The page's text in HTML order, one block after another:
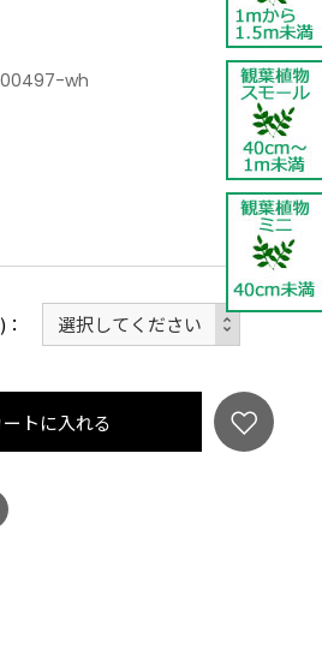
wh
ートに入れる